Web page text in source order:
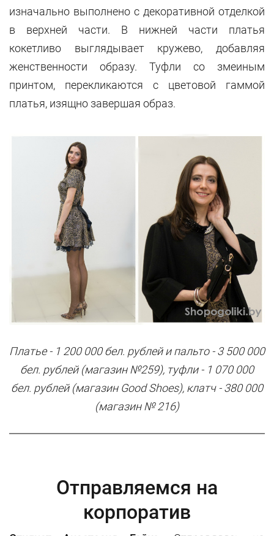
изначально выполнено с декоративной отделкой
в верхней части. В нижней части платья
кокетливо выглядывает кружево, добавляя
женственности образу. Туфли со змеиным
принтом, перекликаются с цветовой гаммой
платья, изящно завершая образ.
Платье - 1 200 000 бел. рублей и пальто - 3 500 000
бел. рублей (магазин №259), туфли - 1 070 000
бел. рублей (магазин Good Shoes), клатч - 380 000
(магазин № 216)
Отправляемся на
корпоратив